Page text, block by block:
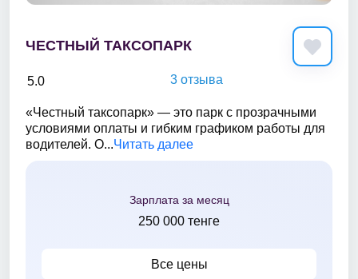
ЧЕСТНЫЙ ТАКСОПАРК
5.0 3 отзыва
«Честный таксопарк» — это парк с прозрачными
условиями оплаты и гибким графиком работы для
водителей. О...Читать далее
Зарплата за месяц
250 000 тенге
Все цены